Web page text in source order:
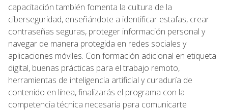
capacitación también fomenta la cultura de la
ciberseguridad, enseñándote a identificar estafas, crear
contraseñas seguras, proteger información personal y
navegar de manera protegida en redes sociales y
aplicaciones móviles. Con formación adicional en etiqueta
digital, buenas prácticas para el trabajo remoto,
herramientas de inteligencia artificial y curaduría de
contenido en línea, finalizarás el programa con la
competencia técnica necesaria para comunicarte